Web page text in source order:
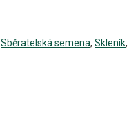
Sběratelská semena, Skleník,